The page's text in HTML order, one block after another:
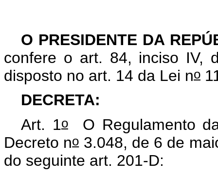
O PRESIDENTE DA
confere o art. 84, inciso IV,
disposto no art. 14 da Lei no
DECRETA:
Art. 1oO Regulamento da
Decreto no3.048, de 6 de
do seguinte art. 201-D: